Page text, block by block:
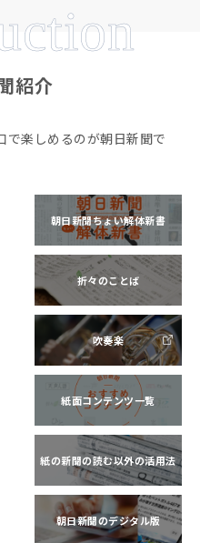
紹介
で楽しめるのが朝日新聞で
朝日新聞ちょい解体新書
折々のことば
吹奏楽
紙面コンテンツ一覧
紙の新聞の読む以外の活用法
朝日新聞のデジタル版